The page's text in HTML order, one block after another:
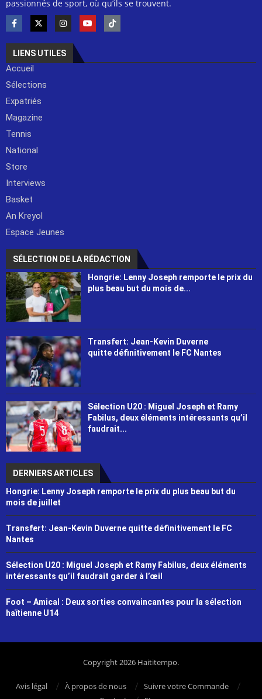
passionnés de sport, où qu’ils se trouvent.
LIENS UTILES
Accueil
Sélections
Expatriés
Magazine
Tennis
National
Store
Interviews
Basket
An Kreyol
Espace Jeunes
SÉLECTION DE LA RÉDACTION
Hongrie: Lenny Joseph remporte le prix du
plus beau but du mois de...
Transfert: Jean-Kevin Duverne
quitte définitivement le FC Nantes
Sélection U20 : Miguel Joseph et Ramy
Fabilus, deux éléments intéressants qu’il
faudrait...
DERNIERS ARTICLES
Hongrie: Lenny Joseph remporte le prix du plus beau but du
mois de juillet
Transfert: Jean-Kevin Duverne quitte définitivement le FC
Nantes
Sélection U20 : Miguel Joseph et Ramy Fabilus, deux éléments
intéressants qu’il faudrait garder à l’œil
Foot – Amical : Deux sorties convaincantes pour la sélection
haïtienne U14
Copyright 2026 Haititempo.
Avis légal À propos de nous
Suivre votre Commande